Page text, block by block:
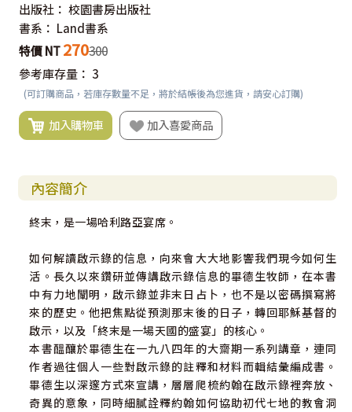
出版社： 校園書房出版社
書系： Land書系
特價 NT 270300
參考庫存量： 3
(可訂購商品，若庫存數量不足，將於結帳後為您進貨，請安心訂購)
加入購物車 加入喜愛商品
內容簡介
終末，是一場哈利路亞宴席。
如何解讀啟示錄的信息，向來會大大地影響我們現今如何生
活。長久以來鑽研並傳講啟示錄信息的畢德生牧師，在本書
中有力地闡明，啟示錄並非末日占卜，也不是以密碼撰寫將
來的歷史。他把焦點從預測那末後的日子，轉回耶穌基督的
啟示，以及「終末是一場天國的盛宴」的核心。
本書醞釀於畢德生在一九八四年的大齋期一系列講章，連同
作者過往個人一些對啟示錄的註釋和材料而輯結彙編成書。
畢德生以深邃方式來宣講，層層爬梳約翰在啟示錄裡奔放、
奇異的意象，同時細膩詮釋約翰如何協助初代七地的教會洞